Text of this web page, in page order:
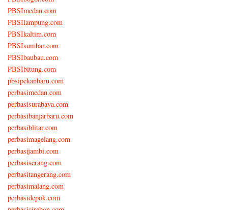
PBSImedan.com
PBSIlampung.com
PBSIkaltim.com
PBSIsumbar.com
PBSIbaubau.com
PBSIbitung.com
pbsipekanbaru.com
perbasimedan.com
perbasisurabaya.com
perbasibanjarbaru.com
perbasiblitar.com
perbasimagelang.com
perbasijambi.com
perbasiserang.com
perbasitangerang.com
perbasimalang.com
perbasidepok.com